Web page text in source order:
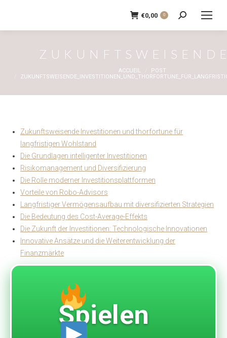
€0,00 0
Recherche
:
ACCUEIL
POST
Zukunftsweisende Investitionen und thorfortune für
langfristigen Wohlstand
Die Grundlagen intelligenter Investitionen
Risikomanagement und Diversifizierung
Die Rolle moderner Investitionsplattformen
Vorteile von Robo-Advisors
Langfristiger Vermögensaufbau mit diversifizierten Strategien
Die Bedeutung des Cost-Average-Effekts
Die Zukunft der Investitionen: Technologische Innovationen
Innovative Ansätze und die Weiterentwicklung der
Finanzmärkte
Spielen